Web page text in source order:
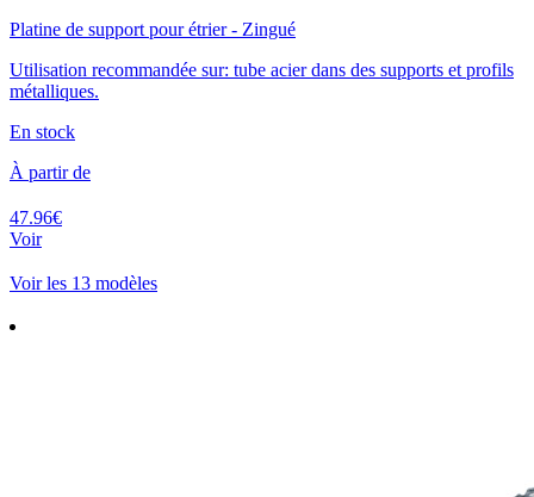
Platine de support pour étrier - Zingué
Utilisation recommandée sur: tube acier dans des supports et profils
métalliques.
En stock
À partir de
47.96€
Voir
Voir les 13 modèles